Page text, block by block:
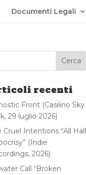
Documenti Legali
recenti
Front (Casilino Sky
29 luglio 2026)
Cruel Intentions “All Hall
(Indie
2026)
Call “Broken